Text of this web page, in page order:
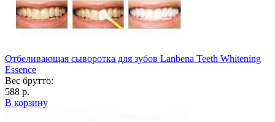
Отбеливающая сыворотка для зубов Lanbena Teeth Whitening
Essence
Вес брутто:
588 р.
В корзину